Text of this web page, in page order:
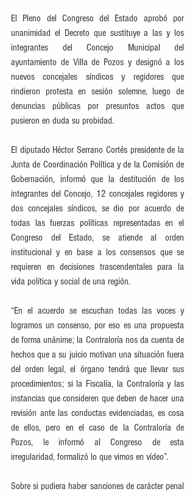
El Pleno del Congreso del Estado aprobó por
unanimidad el Decreto que sustituye a las y los
integrantes del Concejo Municipal del
ayuntamiento de Villa de Pozos y designó a los
nuevos concejales síndicos y regidores que
rindieron protesta en sesión solemne, luego de
denuncias públicas por presuntos actos que
pusieron en duda su probidad.
El diputado Héctor Serrano Cortés presidente de la
Junta de Coordinación Política y de la Comisión de
Gobernación, informó que la destitución de los
integrantes del Concejo, 12 concejales regidores y
dos concejales síndicos, se dio por acuerdo de
todas las fuerzas políticas representadas en el
Congreso del Estado, se atiende al orden
institucional y en base a los consensos que se
requieren en decisiones trascendentales para la
vida política y social de una región.
“En el acuerdo se escuchan todas las voces y
logramos un consenso, por eso es una propuesta
de forma unánime; la Contraloría nos da cuenta de
hechos que a su juicio motivan una situación fuera
del orden legal, el órgano tendrá que llevar sus
procedimientos; si la Fiscalía, la Contraloría y las
instancias que consideren que deben de hacer una
revisión ante las conductas evidenciadas, es cosa
de ellos, pero en el caso de la Contraloría de
Pozos, le informó al Congreso de esta
irregularidad, formalizó lo que vimos en vídeo”.
Sobre si pudiera haber sanciones de carácter penal